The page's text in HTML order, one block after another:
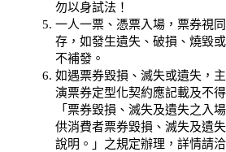
勿以身試法！
一人一票、憑票入場，票券視
存，如發生遺失、破損、燒毀
不補發。
如遇票券毀損、滅失或遺失，
演票券定型化契約應記載及不
「票券毀損、滅失及遺失之入
供消費者票券毀損、滅失及遺
說明。」之規定辦理，詳情請